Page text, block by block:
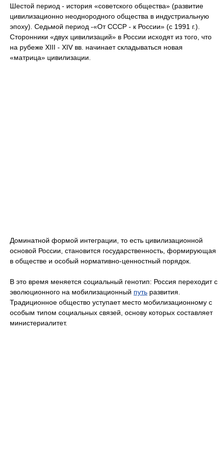
Шестой период - история «советского общества» (развитие
цивилизационно неоднородного общества в индустриальную
эпоху). Седьмой период -«От СССР - к России» (с 1991 г.).
Сторонники «двух цивилизаций» в России исходят из того, что
на рубеже XIII - XIV вв. начинает складываться новая
«матрица» цивилизации.
Доминатной формой интеграции, то есть цивилизационной
основой России, становится государственность, формирующая
в обществе и особый нормативно-ценностный порядок.
В это время меняется социальный генотип: Россия переходит с
эволюционного на мобилизационный путь развития.
Традиционное общество уступает место мобилизационному с
особым типом социальных связей, основу которых составляет
министериалитет.